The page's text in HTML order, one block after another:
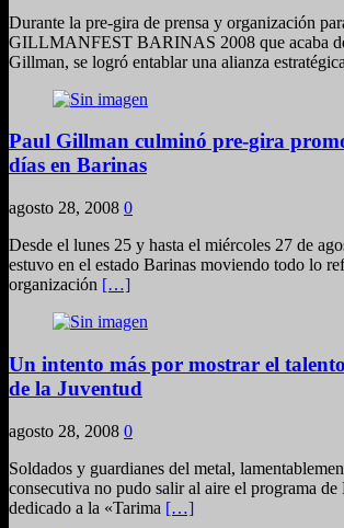
Durante la pre-gira de prensa y organización
GILLMANFEST BARINAS 2008 que acaba
Gillman, se logró entablar una alianza
Paul Gillman culminó pre-gira
días en Barinas
agosto 28, 2008 0
Desde el lunes 25 y hasta el miércoles 27 de
estuvo en el estado Barinas moviendo todo lo
organización […]
Un intento más por mostrar el
de la Juventud
agosto 28, 2008 0
Soldados y guardianes del metal,
consecutiva no pudo salir al aire el programa
dedicado a la «Tarima […]